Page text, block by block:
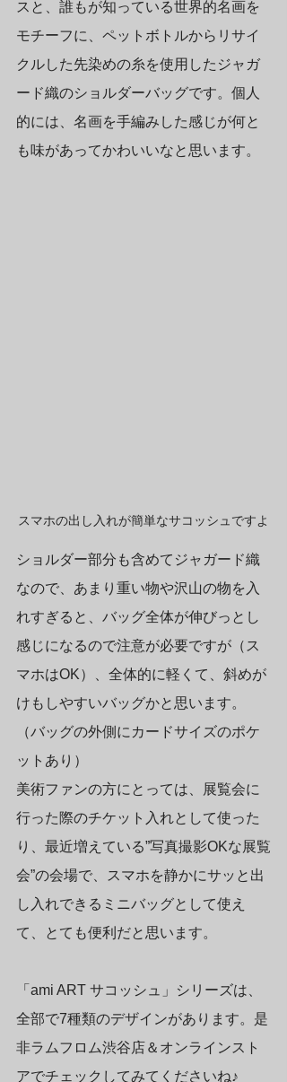
スと、誰もが知っている世界的名画を
モチーフに、ペットボトルからリサイ
クルした先染めの糸を使用したジャガ
ード織のショルダーバッグです。個人
的には、名画を手編みした感じが何と
も味があってかわいいなと思います。
スマホの出し入れが簡単なサコッシュですよ
ショルダー部分も含めてジャガード織
なので、あまり重い物や沢山の物を入
れすぎると、バッグ全体が伸びっとし
感じになるので注意が必要ですが（ス
マホはOK）、全体的に軽くて、斜めが
けもしやすいバッグかと思います。
（バッグの外側にカードサイズのポケ
ットあり）
美術ファンの方にとっては、展覧会に
行った際のチケット入れとして使った
り、最近増えている”写真撮影OKな展覧
会”の会場で、スマホを静かにサッと出
し入れできるミニバッグとして使え
て、とても便利だと思います。
「 ami ART サコッシュ
」シリーズは、
全部で7種類のデザインがあります。是
非ラムフロム渋谷店＆オンラインスト
アでチェックしてみてくださいね♪